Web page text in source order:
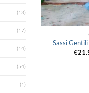
(13)
(17)
(14)
(54)
(1)
Sassi
€